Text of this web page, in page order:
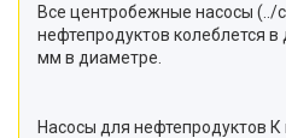
Все центробежные насосы (../
нефтепродуктов колеблется
мм в диаметре.
Насосы для нефтепродуктов